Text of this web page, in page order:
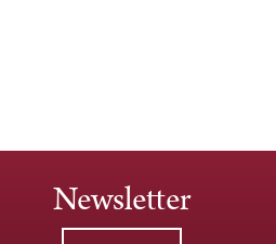
Newsletter